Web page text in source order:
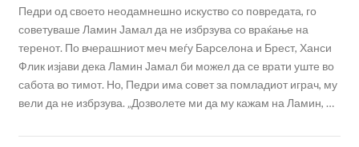
Педри од своето неодамнешно искуство со повредата, го
советуваше Ламин Јамал да не избрзува со враќање на
теренот. По вчерашниот меч меѓу Барселона и Брест, Ханси
Флик изјави дека Ламин Јамал би можел да се врати уште во
сабота во тимот. Но, Педри има совет за помладиот играч, му
вели да не избрзува. „Дозволете ми да му кажам на Ламин, …